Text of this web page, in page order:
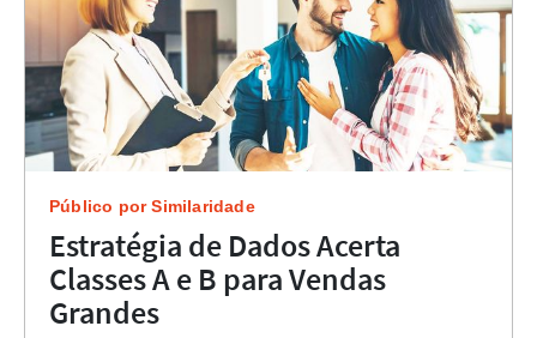
Público por Similaridade
Estratégia de Dados Acerta
Classes A e B para Vendas
Grandes